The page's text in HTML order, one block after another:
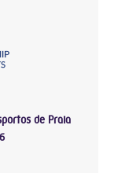
de Praia